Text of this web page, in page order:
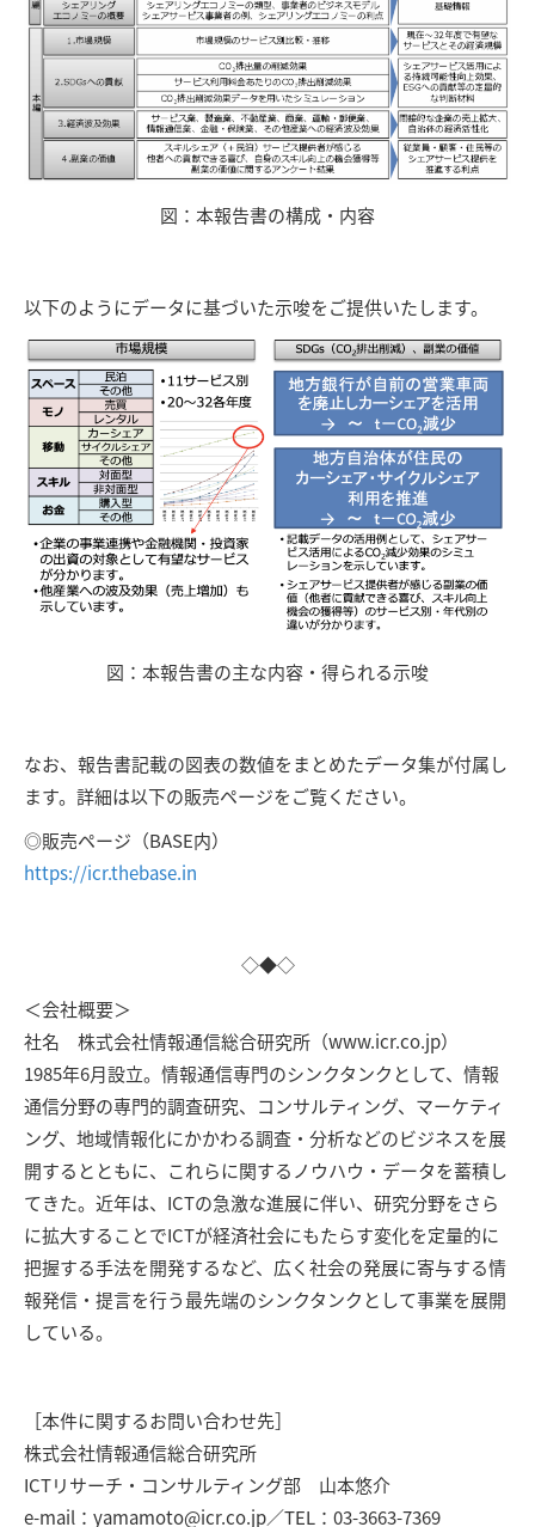
図：本報告書の構成・内容
以下のようにデータに基づいた示唆をご提供いたします。
図：本報告書の主な内容・得られる示唆
なお、報告書記載の図表の数値をまとめたデータ集が付属し
ます。詳細は以下の販売ページをご覧ください。
◎販売ページ（BASE内）
https://icr.thebase.in
◇◆◇
＜会社概要＞
社名 株式会社情報通信総合研究所（www.icr.co.jp）
1985年6月設立。情報通信専門のシンクタンクとして、情報
通信分野の専門的調査研究、コンサルティング、マーケティ
ング、地域情報化にかかわる調査・分析などのビジネスを展
開するとともに、これらに関するノウハウ・データを蓄積し
てきた。近年は、ICTの急激な進展に伴い、研究分野をさら
に拡大することでICTが経済社会にもたらす変化を定量的に
把握する手法を開発するなど、広く社会の発展に寄与する情
報発信・提言を行う最先端のシンクタンクとして事業を展開
している。
［本件に関するお問い合わせ先］
株式会社情報通信総合研究所
ICTリサーチ・コンサルティング部 山本悠介
e-mail：yamamoto@icr.co.jp／TEL：03-3663-7369